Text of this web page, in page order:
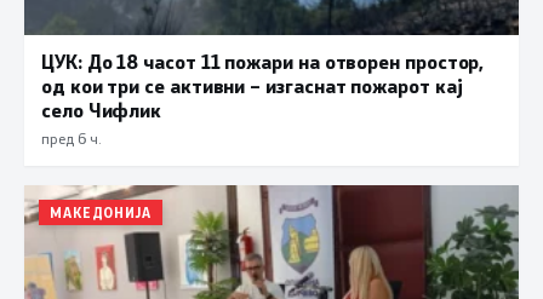
ЦУК: До 18 часот 11 пожари на отворен простор,
од кои три се активни – изгаснат пожарот кај
село Чифлик
пред 6 ч.
МАКЕДОНИЈА